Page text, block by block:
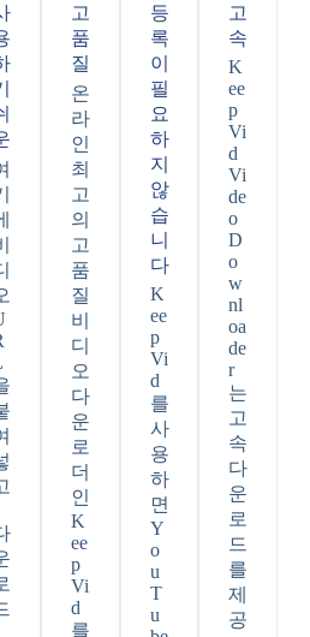
고
품
질
온
라
인
최
고
의
고
품
질
비
디
오
다
운
로
더
인
K
ee
p
Vi
d
를
등
록
이
필
요
하
지
않
습
니
다
K
ee
p
Vi
d
를
사
용
하
면
Y
o
u
T
u
고
속
K
ee
p
Vi
d
Vi
de
o
D
o
w
nl
oa
de
r
는
고
속
다
운
로
드
를
제
공